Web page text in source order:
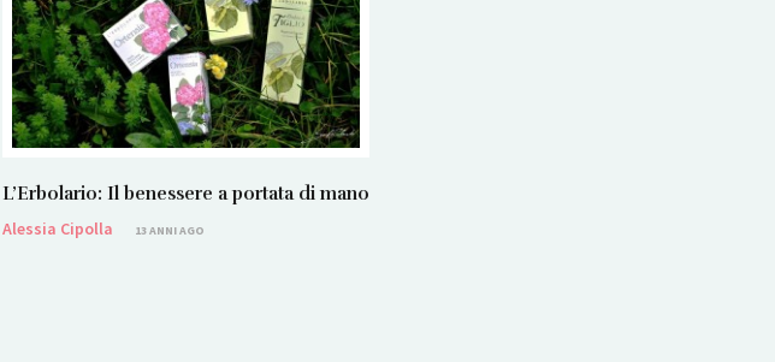
L’Erbolario: Il benessere a portata di mano
Alessia Cipolla
13 ANNI AGO